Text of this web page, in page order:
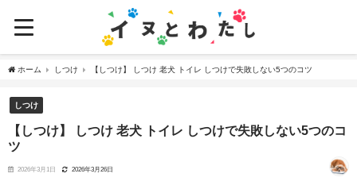
ホーム しつけ 【しつけ】 しつけ 老犬 トイレ しつけで失敗しない5つのコツ
しつけ
【しつけ】 しつけ 老犬 トイレ しつけで失敗しない5つのコ
ツ
2026年3月1日 2026年3月26日